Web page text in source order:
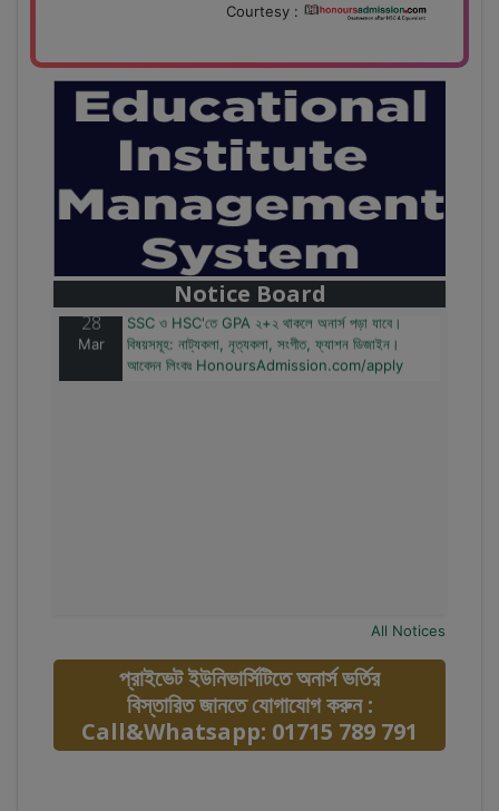
Courtesy :
Notice Board
বাজেটের মধ্যে প্রাইভেট ইউনিভার্সিটিতে অনার্স পড়ার সুযোগ।
২০টির অধিক বিষয়, ৪ বছরে মোট খরচ ২ লক্ষ থেকে ৫ লক্ষ টাকা।
আবেদন লিংকঃ HonoursAdmission.com/apply
28
Mar
SSC ও HSC'তে GPA ২+২ থাকলে অনার্স পড়া যাবে।
বিষয়সমূহ: নাট্যকলা, নৃত্যকলা, সংগীত, ফ্যাশন ডিজাইন।
আবেদন লিংকঃ HonoursAdmission.com/apply
All Notices
প্রাইভেট ইউনিভার্সিটিতে অনার্স ভর্তির
বিস্তারিত জানতে যোগাযোগ করুন :
Call&Whatsapp: 01715 789 791